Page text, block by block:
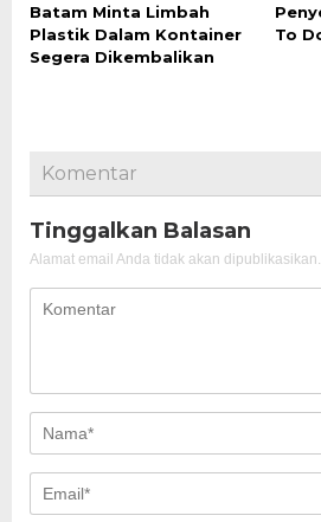
Batam Minta Limbah
Plastik Dalam Kontainer
Segera Dikembalikan
To
Komentar
Tinggalkan Balasan
Alamat email Anda tidak akan dipublikasikan.